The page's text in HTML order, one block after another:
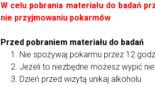
W celu pobrania materiału do badań
nie przyjmowaniu pokarmów
Przed pobraniem materiału do badań
1. Nie spożywaj pokarmu przez 12
2. Jeżeli to niezbędne możesz wypić
3. Dzień przed wizytą unikaj alkoholu